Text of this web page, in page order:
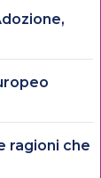
ragioni che